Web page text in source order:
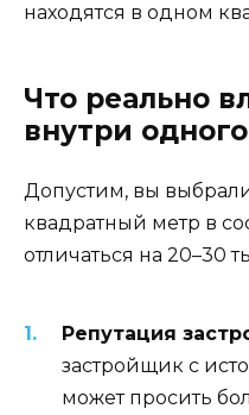
находятся в одном
Что реально
внутри
Допустим, вы
квадратный метр в
отличаться на 20–30
Репутация
застройщик с
может просить